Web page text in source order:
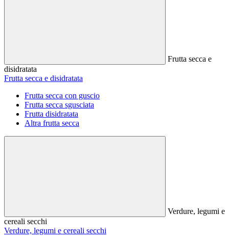
Frutta secca e
disidratata
Frutta secca e disidratata
Frutta secca con guscio
Frutta secca sgusciata
Frutta disidratata
Altra frutta secca
Verdure, legumi e
cereali secchi
Verdure, legumi e cereali secchi